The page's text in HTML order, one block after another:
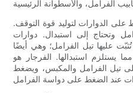
الدوارات لتوليد قوة التوقف.
وتحتاج إلى استبدال. دوارات
عليها تيل الفرامل؛ وهي أيضًا
مما يستلزم استبدالها. الفرجار هو
تيل الفرامل والمكبس، ويضغط